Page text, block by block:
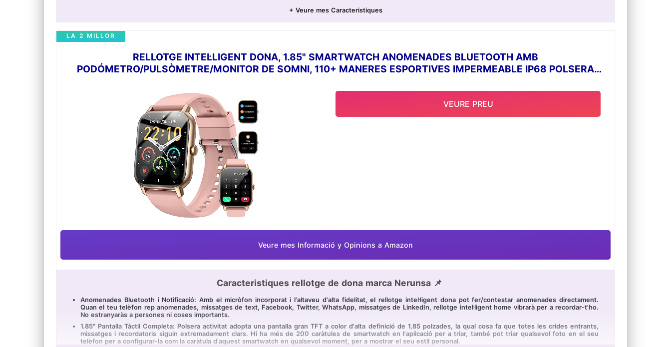
112 Maneres d'Esport i Bateria de Llarga Durada: El rastrejador de fitness és compatible amb més de 100 tipus d'esports, com caminar, córrer, caminar amb bicicleta,
entre altres. Rellotge digital home per a compta amb una potent capacitat de bateria, després de 2 hores de càrrega pot durar aproximadament 7 dies d'ús i fins a 30
Monitoratge de Freqüència Cardíaca les 24 Hores i Seguiment del Somni: Rellotge dona admet la detecció de freqüència cardíaca les 24 hores i el monitoratge de la
qualitat del somni. El rellotge intel·ligent pot monitorar la seva freqüència cardíaca durant tot el dia, la qual cosa l'ajuda a comprendre millor el seu estat de salut.
Rellotge Intel·ligent Multifuncional: El rellotge esportiu compta amb una àmplia gamma d'eines pràctiques, com a alarma, cronòmetre, ajust de lluentor, seguiment
GPS, control de música, control de cambra i ajust de lluentor en 4 nivells, entre altres. No sols millorarà l'eficiència en el treball, sinó que també agregarà major
+ Veure mes Caracteristiques
RELLOTGE INTEL·LIGENT DONA, 1.85" SMARTWATCH ANOMENADES BLUETOOTH AMB
PODÓMETRO/PULSÒMETRE/MONITOR DE SOMNI, 110+ MANERES ESPORTIVES IMPERMEABLE IP68 POLSERA
LA 2 MILLOR
Veure mes Informació y Opinions a Amazon
Caracteristiques rellotge de dona marca Nerunsa 📌
Anomenades Bluetooth i Notificació: Amb el micròfon incorporat i l'altaveu d'alta fidelitat, el rellotge intel·ligent dona pot fer/contestar anomenades directament.
Quan el teu telèfon rep anomenades, missatges de text, Facebook, Twitter, WhatsApp, missatges de LinkedIn, rellotge intel·ligent home vibrarà per a recordar-t'ho.
No estranyaràs a persones ni coses importants.
1.85" Pantalla Tàctil Completa: Polsera activitat adopta una pantalla gran TFT a color d'alta definició de 1,85 polzades, la qual cosa fa que totes les crides entrants,
missatges i recordatoris siguin extremadament clars. Hi ha més de 200 caràtules de smartwatch en l'aplicació per a triar, també pot triar qualsevol foto en el seu
telèfon per a configurar-la com la caràtula d'aquest smartwatch en qualsevol moment, per a mostrar el seu estil personal.
VEURE PREU